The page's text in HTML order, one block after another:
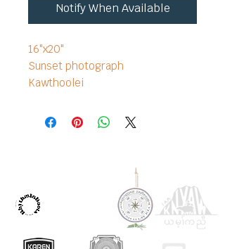
Notify When Available
16"x20"
Sunset photograph
Kawthoolei